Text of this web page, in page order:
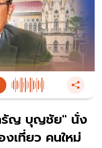
รัญ บุญชัย" นั่ง
เที่ยว คนใหม่